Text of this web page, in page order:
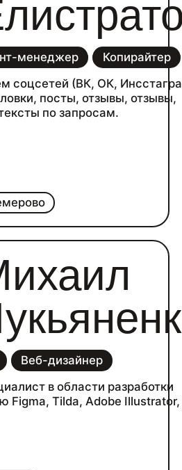
менеджер
Копирайтер
соцсетей (ВК, ОК,
посты, отзывы, отзывы,
по запросам.
Веб-дизайнер
в области разработки
Figma, Tilda, Adobe Illustrator,